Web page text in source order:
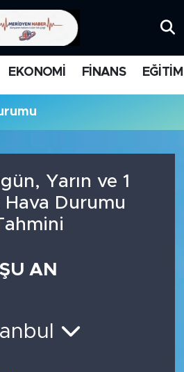
EKONOMİ FİNANS EĞİTİM
Yarın ve 1
Hava Durumu
ŞU AN
ve Fikstür